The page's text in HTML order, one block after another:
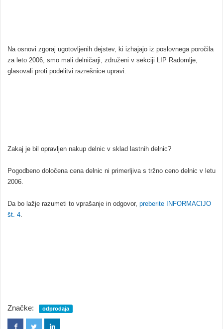
Na osnovi zgoraj ugotovljenih dejstev, ki izhajajo iz poslovnega poročila
za leto 2006, smo mali delničarji, združeni v sekciji LIP Radomlje,
glasovali proti podelitvi razrešnice upravi.
Zakaj je bil opravljen nakup delnic v sklad lastnih delnic?
Pogodbeno določena cena delnic ni primerljiva s tržno ceno delnic v letu
2006.
Da bo lažje razumeti to vprašanje in odgovor, preberite INFORMACIJO
št. 4.
Značke: odprodaja